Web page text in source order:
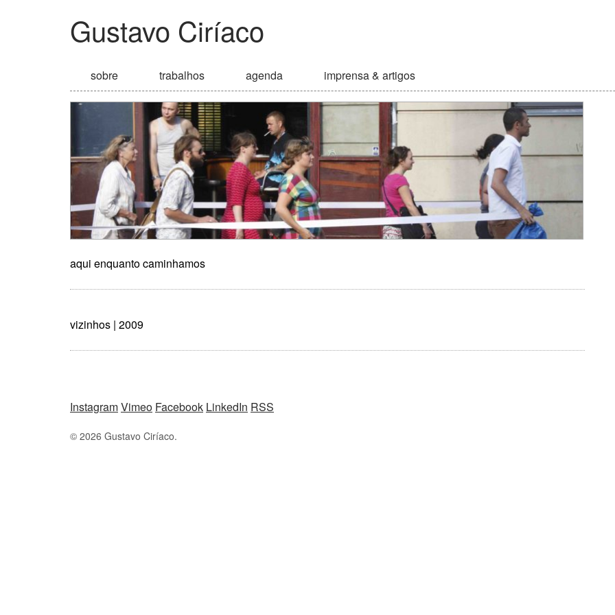
Gustavo Ciríaco
sobre trabalhos agenda imprensa & artigos
aqui enquanto caminhamos
vizinhos | 2009
InstagramVimeo Facebook LinkedIn RSS
© 2026 Gustavo Ciríaco.